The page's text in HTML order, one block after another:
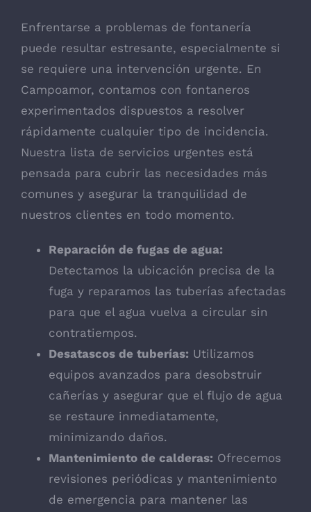
Enfrentarse a problemas de fontanería
puede resultar estresante, especialmente si
se requiere una intervención urgente. En
Campoamor, contamos con fontaneros
experimentados dispuestos a resolver
rápidamente cualquier tipo de incidencia.
Nuestra lista de servicios urgentes está
pensada para cubrir las necesidades más
comunes y asegurar la tranquilidad de
nuestros clientes en todo momento.
Reparación de fugas de agua:
Detectamos la ubicación precisa de la
fuga y reparamos las tuberías afectadas
para que el agua vuelva a circular sin
contratiempos.
Desatascos de tuberías: Utilizamos
equipos avanzados para desobstruir
cañerías y asegurar que el flujo de agua
se restaure inmediatamente,
minimizando daños.
Mantenimiento de calderas: Ofrecemos
revisiones periódicas y mantenimiento
de emergencia para mantener las